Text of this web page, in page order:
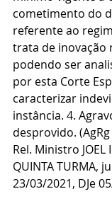
cometimento do
referente ao
trata de inovação
podendo ser
por esta Corte
caracterizar
instância. 4.
desprovido.
Rel. Ministro JOEL
QUINTA TURMA,
23/03/2021, DJe